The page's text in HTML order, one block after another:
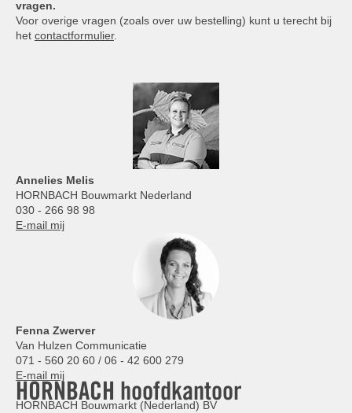
vragen.
Voor overige vragen (zoals over uw bestelling) kunt u terecht bij
het contactformulier.
Annelies Melis
HORNBACH Bouwmarkt Nederland
030 - 266 98 98
E-mail mij
Fenna Zwerver
Van Hulzen Communicatie
071 - 560 20 60 / 06 - 42 600 279
E-mail mij
HORNBACH hoofdkantoor
HORNBACH Bouwmarkt (Nederland) BV